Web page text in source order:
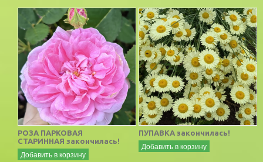
РОЗА ПАРКОВАЯ
СТАРИННАЯ закончилась!
Добавить в корзину
ПУПАВКА закончилась!
Добавить в корзину